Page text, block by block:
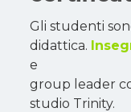
Gli studenti
didattica.
e
group leader
studio Trinity.